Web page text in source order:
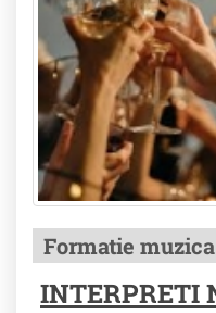
Formatie
INTERPRETI